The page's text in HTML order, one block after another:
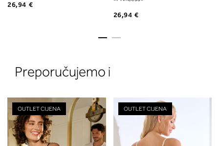
26,94 €
26,94 €
Preporučujemo i
OUTLET CIJENA OUTLET CIJENA
2. Prsni obseg